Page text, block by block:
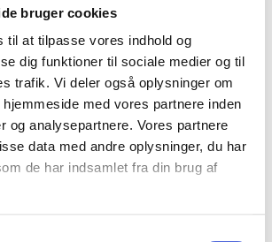
bruger cookies
til at tilpasse vores indhold og
dig funktioner til sociale medier og til
trafik. Vi deler også oplysninger om
med vores partnere inden
og analysepartnere. Vores partnere
data med andre oplysninger, du har
de har indsamlet fra din brug af
BL vurderer, at
varsles, da ændringen blot er en
der allerede følger af det eksisterende
og blot har til formål at gøre
på dette.
boligorganisation har en
et sygeregulativ/sygepolitik m.m.,
om modregningsadgangen
disse dokumenter. Hvis der fremsendes
medarbejderne i forbindelse